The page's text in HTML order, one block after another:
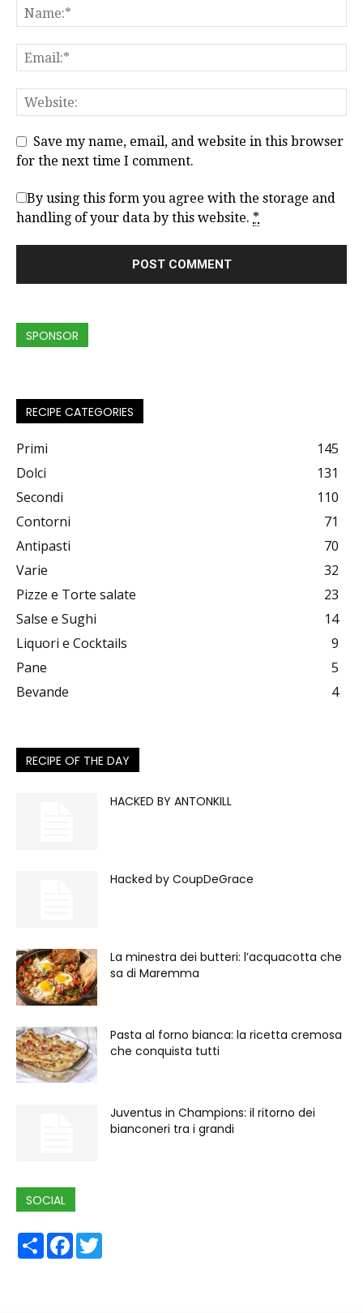
Save my name, email, and website in this browser
for the next time I comment.
By using this form you agree with the storage and
handling of your data by this website. *
SPONSOR
RECIPE CATEGORIES
Primi
145
Dolci
131
Secondi
110
Contorni
71
Antipasti
70
Varie
32
Pizze e Torte salate
23
Salse e Sughi
14
Liquori e Cocktails
9
Pane
5
Bevande
4
RECIPE OF THE DAY
HACKED BY ANTONKILL
Hacked by CoupDeGrace
La minestra dei butteri: l’acquacotta che
sa di Maremma
Pasta al forno bianca: la ricetta cremosa
che conquista tutti
Juventus in Champions: il ritorno dei
bianconeri tra i grandi
SOCIAL
ShareFacebook